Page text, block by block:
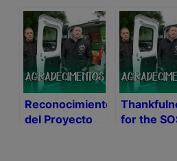
Reconocimiento
del Proyecto
for the